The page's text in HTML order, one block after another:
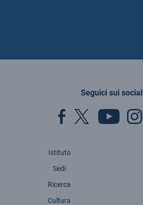
Seguici sui social
Istituto
Sedi
Ricerca
Cultura